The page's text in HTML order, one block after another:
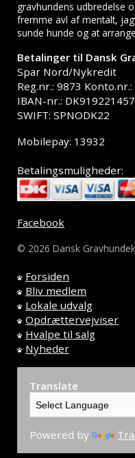
gravhundens udbredelse
fremme avl af mentalt,
sunde hunde og at
Betalinger til Dansk
Spar Nord/Nykredit
Reg.nr.: 9873
IBAN-nr.:
SWIFT: SPNODK22
Mobilepay: 13932
Betalingsmuligheder:
Facebook
© 2026 Dansk
Forsiden
Bliv medlem
Lokale udvalg
Opdrættervejviser
Hvalpe til salg
Nyheder
Translate
Powered by